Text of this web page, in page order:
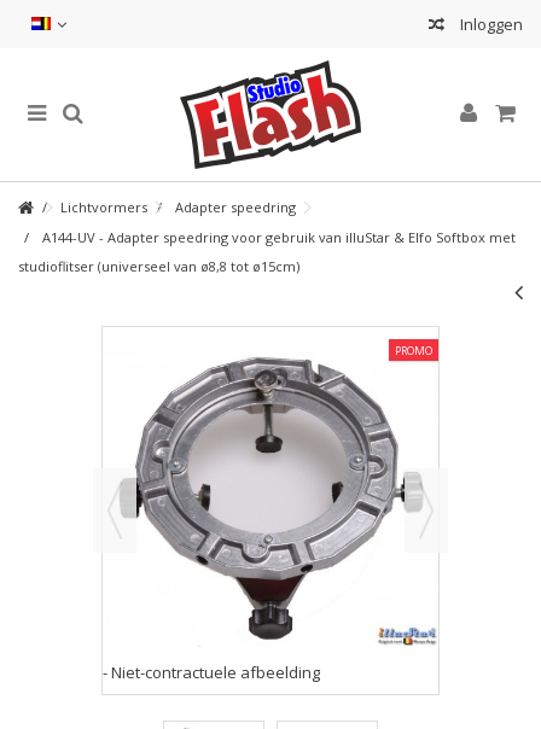
Inloggen
Lichtvormers
Adapter speedring
A144-UV - Adapter speedring voor gebruik van illuStar & Elfo Softbox met
studioflitser (universeel van ø8,8 tot ø15cm)
PROMO
- Niet-contractuele afbeelding